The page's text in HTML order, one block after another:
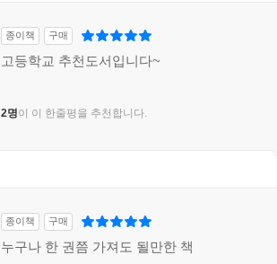
종이책 구매
고등학교 추천도서입니다~
2명이 이 한줄평을 추천합니다.
종이책 구매
누구나 한 권쯤 가져도 될만한 책